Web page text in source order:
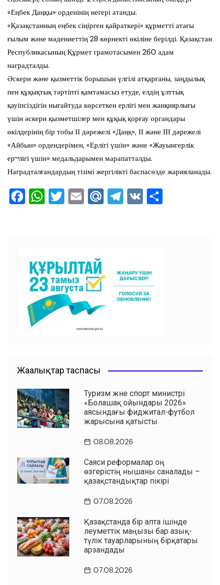
«Еңбек Даңқы» орденінің иегері атанды.
«Қазақстанның еңбек сіңірген қайраткері» құрметті атағы
ғылым және мәдениеттің 28 көрнекті өкіліне берілді. Қазақстан
Республикасының Құрмет грамотасымен 260 адам
наградталды.
Әскери және қызметтік борышын үлгілі атқарғаны, заңдылық
пен құқықтық тәртіпті қамтамасыз етуде, елдің ұлттық
қауіпсіздігін нығайтуда көрсеткен ерлігі мен жанқиярлығы
үшін әскери қызметшілер мен құқық қорғау органдары
өкілдерінің бір тобы ІІ дәрежелі «Даңқ», ІІ және ІІІ дәрежелі
«Айбын» ордендерімен, «Ерлігі үшін» және «Жауынгерлік
ер¬лігі үшін» медальдарымен марапатталды.
Наградталғандардың тізімі жергілікті баспасөзде жарияланады.
F
b
o
o
k
W
A
p
p
T E M T
m
V
Жаңалықтар таспасы
Туризм және спорт министрі
«Болашақ ойындары 2026»
аясындағы фиджитал-футбол
жарысына қатысты
08.08.2026
Саяси реформалар оң
өзгерістің нышаны саналады –
қазақстандықтар пікірі
07.08.2026
Қазақстанда бір апта ішінде
әлеуметтік маңызы бар азық-
түлік тауарларының бірқатары
арзандады
07.08.2026